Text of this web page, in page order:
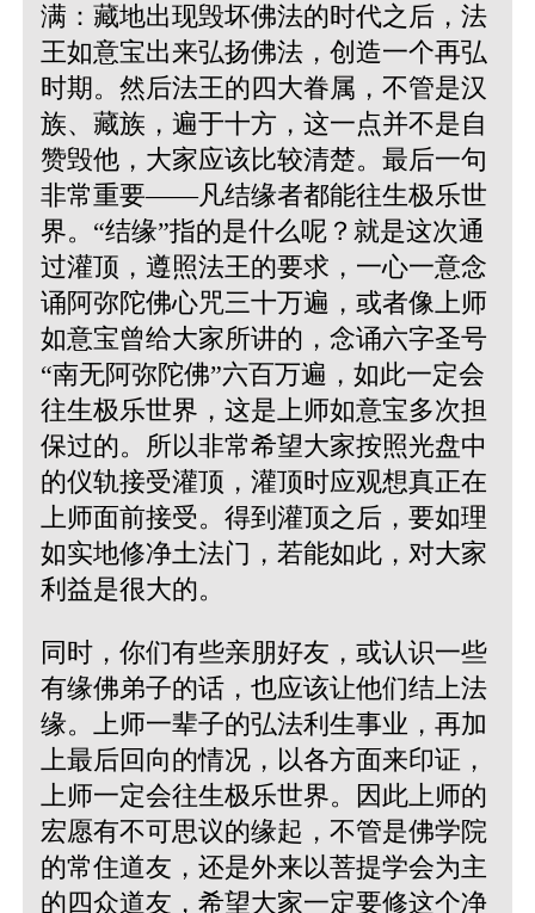
满：藏地出现毁坏佛法的时代之后，法
王如意宝出来弘扬佛法，创造一个再弘
时期。然后法王的四大眷属，不管是汉
族、藏族，遍于十方，这一点并不是自
赞毁他，大家应该比较清楚。最后一句
非常重要――凡结缘者都能往生极乐世
界。“结缘”指的是什么呢？就是这次通
过灌顶，遵照法王的要求，一心一意念
诵阿弥陀佛心咒三十万遍，或者像上师
如意宝曾给大家所讲的，念诵六字圣号
“南无阿弥陀佛”六百万遍，如此一定会
往生极乐世界，这是上师如意宝多次担
保过的。所以非常希望大家按照光盘中
的仪轨接受灌顶，灌顶时应观想真正在
上师面前接受。得到灌顶之后，要如理
如实地修净土法门，若能如此，对大家
利益是很大的。
同时，你们有些亲朋好友，或认识一些
有缘佛弟子的话，也应该让他们结上法
缘。上师一辈子的弘法利生事业，再加
上最后回向的情况，以各方面来印证，
上师一定会往生极乐世界。因此上师的
宏愿有不可思议的缘起，不管是佛学院
的常住道友，还是外来以菩提学会为主
的四众道友，希望大家一定要修这个净